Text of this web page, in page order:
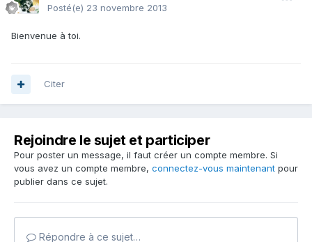
Posté(e) 23 novembre 2013
Bienvenue à toi.
Citer
Rejoindre le sujet et participer
Pour poster un message, il faut créer un compte membre. Si
vous avez un compte membre, connectez-vous maintenant pour
publier dans ce sujet.
Répondre à ce sujet…